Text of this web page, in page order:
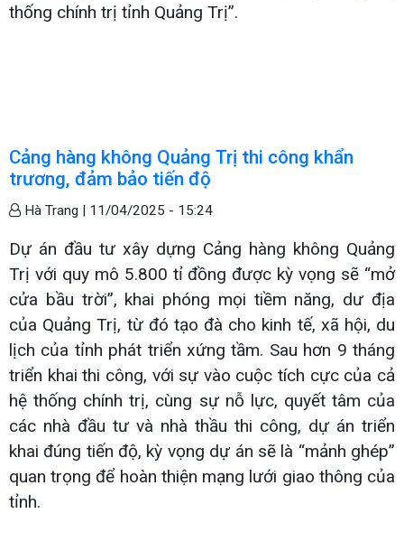
thống chính trị tỉnh Quảng Trị”.
Cảng hàng không Quảng Trị thi công khẩn
trương, đảm bảo tiến độ
Hà Trang | 11/04/2025 - 15:24
Dự án đầu tư xây dựng Cảng hàng không Quảng
Trị với quy mô 5.800 tỉ đồng được kỳ vọng sẽ “mở
cửa bầu trời”, khai phóng mọi tiềm năng, dư địa
của Quảng Trị, từ đó tạo đà cho kinh tế, xã hội, du
lịch của tỉnh phát triển xứng tầm. Sau hơn 9 tháng
triển khai thi công, với sự vào cuộc tích cực của cả
hệ thống chính trị, cùng sự nỗ lực, quyết tâm của
các nhà đầu tư và nhà thầu thi công, dự án triển
khai đúng tiến độ, kỳ vọng dự án sẽ là “mảnh ghép”
quan trọng để hoàn thiện mạng lưới giao thông của
tỉnh.